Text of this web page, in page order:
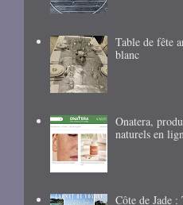
Table de fête
blanc
Onatera,
naturels en
Côte de Jade :